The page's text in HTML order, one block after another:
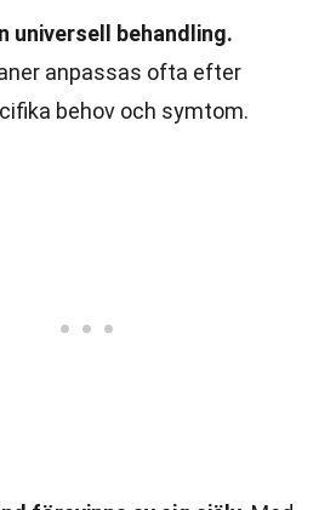
universell behandling.
anpassas ofta efter
behov och symtom.